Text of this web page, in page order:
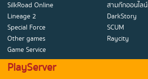
SilkRoad Online
สามก๊กออนไลน์
Lineage 2
DarkStory
Special Force
SCUM
Other games
Raycity
Game Service
PlayServer